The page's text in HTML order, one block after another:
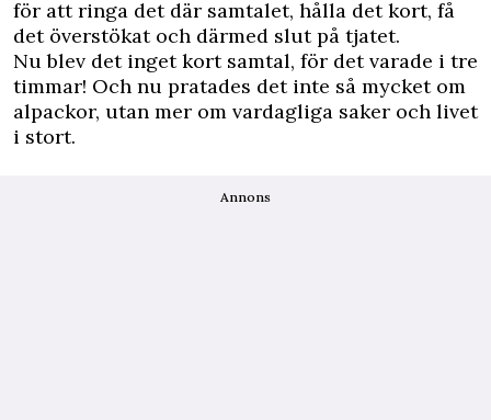
för att ringa det där samtalet, hålla det kort, få
det överstökat och därmed slut på tjatet.
Nu blev det inget kort samtal, för det varade i tre
timmar! Och nu pratades det inte så mycket om
alpackor, utan mer om vardagliga saker och livet
i stort.
Annons